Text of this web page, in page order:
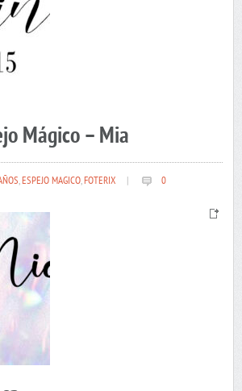
Mágico – Mia
,ESPEJO MAGICO,FOTERIX 0